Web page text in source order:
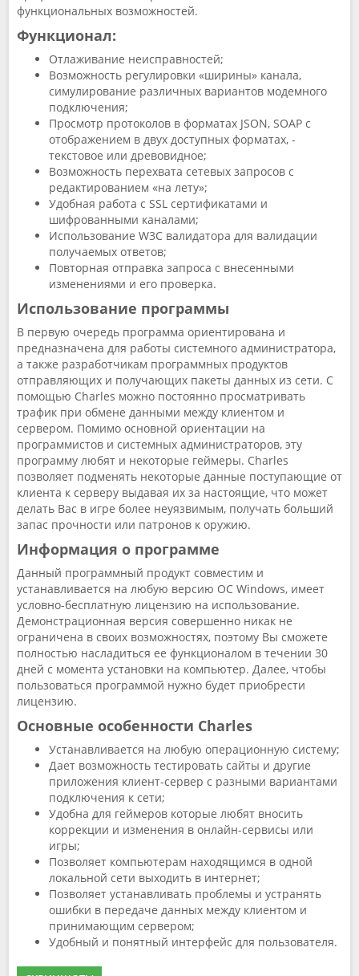
функциональных возможностей.
Функционал:
Отлаживание неисправностей;
Возможность регулировки «ширины» канала,
симулирование различных вариантов модемного
подключения;
Просмотр протоколов в форматах JSON, SOAP с
отображением в двух доступных форматах, -
текстовое или древовидное;
Возможность перехвата сетевых запросов с
редактированием «на лету»;
Удобная работа с SSL сертификатами и
шифрованными каналами;
Использование W3C валидатора для валидации
получаемых ответов;
Повторная отправка запроса с внесенными
изменениями и его проверка.
Использование программы
В первую очередь программа ориентирована и
предназначена для работы системного администратора,
а также разработчикам программных продуктов
отправляющих и получающих пакеты данных из сети. С
помощью Charles можно постоянно просматривать
трафик при обмене данными между клиентом и
сервером. Помимо основной ориентации на
программистов и системных администраторов, эту
программу любят и некоторые геймеры. Charles
позволяет подменять некоторые данные поступающие от
клиента к серверу выдавая их за настоящие, что может
делать Вас в игре более неуязвимым, получать больший
запас прочности или патронов к оружию.
Информация о программе
Данный программный продукт совместим и
устанавливается на любую версию ОС Windows, имеет
условно-бесплатную лицензию на использование.
Демонстрационная версия совершенно никак не
ограничена в своих возможностях, поэтому Вы сможете
полностью насладиться ее функционалом в течении 30
дней с момента установки на компьютер. Далее, чтобы
пользоваться программой нужно будет приобрести
лицензию.
Основные особенности Charles
Устанавливается на любую операционную систему;
Дает возможность тестировать сайты и другие
приложения клиент-сервер с разными вариантами
подключения к сети;
Удобна для геймеров которые любят вносить
коррекции и изменения в онлайн-сервисы или
игры;
Позволяет компьютерам находящимся в одной
локальной сети выходить в интернет;
Позволяет устанавливать проблемы и устранять
ошибки в передаче данных между клиентом и
принимающим сервером;
Удобный и понятный интерфейс для пользователя.